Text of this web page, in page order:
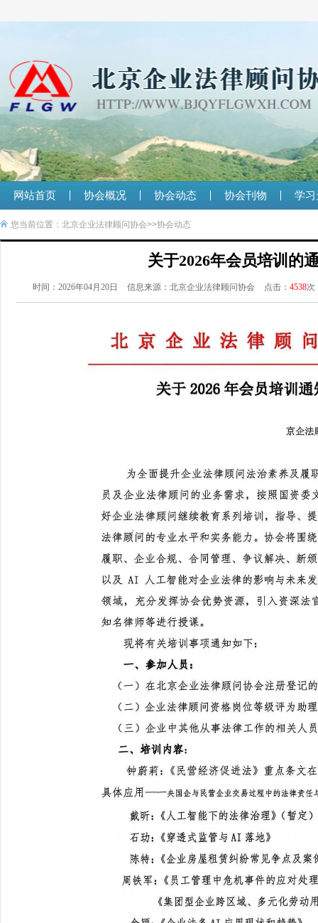
网站首页 协会概况 协会动态 协会刊物 学
您当前位置： 北京企业法律顾问协会>>协会动态
关于2026年会员培训的
时间：2026年04月20日 信息来源：北京企业法律顾问协会 点击： 4538次